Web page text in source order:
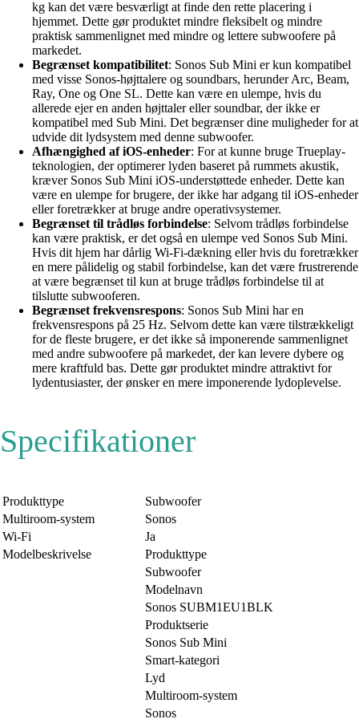
kg kan det være besværligt at finde den rette placering i
hjemmet. Dette gør produktet mindre fleksibelt og mindre
praktisk sammenlignet med mindre og lettere subwoofere på
markedet.
Begrænset kompatibilitet: Sonos Sub Mini er kun kompatibel
med visse Sonos-højttalere og soundbars, herunder Arc, Beam,
Ray, One og One SL. Dette kan være en ulempe, hvis du
allerede ejer en anden højttaler eller soundbar, der ikke er
kompatibel med Sub Mini. Det begrænser dine muligheder for at
udvide dit lydsystem med denne subwoofer.
Afhængighed af iOS-enheder: For at kunne bruge Trueplay-
teknologien, der optimerer lyden baseret på rummets akustik,
kræver Sonos Sub Mini iOS-understøttede enheder. Dette kan
være en ulempe for brugere, der ikke har adgang til iOS-enheder
eller foretrækker at bruge andre operativsystemer.
Begrænset til trådløs forbindelse: Selvom trådløs forbindelse
kan være praktisk, er det også en ulempe ved Sonos Sub Mini.
Hvis dit hjem har dårlig Wi-Fi-dækning eller hvis du foretrækker
en mere pålidelig og stabil forbindelse, kan det være frustrerende
at være begrænset til kun at bruge trådløs forbindelse til at
tilslutte subwooferen.
Begrænset frekvensrespons: Sonos Sub Mini har en
frekvensrespons på 25 Hz. Selvom dette kan være tilstrækkeligt
for de fleste brugere, er det ikke så imponerende sammenlignet
med andre subwoofere på markedet, der kan levere dybere og
mere kraftfuld bas. Dette gør produktet mindre attraktivt for
lydentusiaster, der ønsker en mere imponerende lydoplevelse.
Specifikationer
Produkttype
Subwoofer
Multiroom-system
Sonos
Wi-Fi
Ja
Modelbeskrivelse
Produkttype
Subwoofer
Modelnavn
Sonos SUBM1EU1BLK
Produktserie
Sonos Sub Mini
Smart-kategori
Lyd
Multiroom-system
Sonos